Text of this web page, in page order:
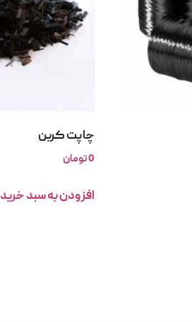
چاپت کربن
0تومان
افزودن به سبد خرید